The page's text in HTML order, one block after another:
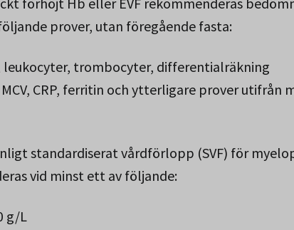
prover, utan föregående fasta:
leukocyter, trombocyter, differentialräkning
CRP, ferritin och ytterligare prover utifrån
standardiserat vårdförlopp (SVF) för
vid minst ett av följande:
g/L